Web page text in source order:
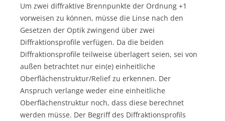
Um zwei diffraktive Brennpunkte der Ordnung +1
vorweisen zu können, müsse die Linse nach den
Gesetzen der Optik zwingend über zwei
Diffraktionsprofile verfügen. Da die beiden
Diffraktionsprofile teilweise überlagert seien, sei von
außen betrachtet nur ein(e) einheitliche
Oberflächenstruktur/Relief zu erkennen. Der
Anspruch verlange weder eine einheitliche
Oberflächenstruktur noch, dass diese berechnet
werden müsse. Der Begriff des Diffraktionsprofils